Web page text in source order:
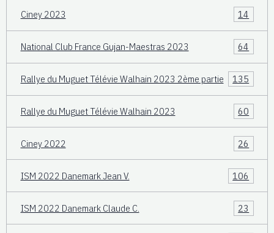
Ciney 2023 14
National Club France Gujan-Maestras 2023 64
Rallye du Muguet Télévie Walhain 2023 2ème partie 135
Rallye du Muguet Télévie Walhain 2023 60
Ciney 2022 26
ISM 2022 Danemark Jean V. 106
ISM 2022 Danemark Claude C. 23